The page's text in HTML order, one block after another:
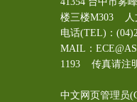
楼三楼M303 人
电话(TEL)：
MAIL：
1193 传真请注
中文网页管理员